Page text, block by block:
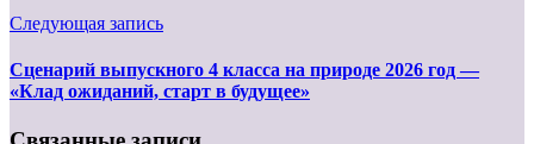
Следующая запись
Сценарий выпускного 4 класса на природе 2026 год —
«Клад ожиданий, старт в будущее»